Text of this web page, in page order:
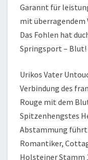
Garannt für
mit überragendem
Das Fohlen hat
Springsport – Blut!
Urikos Vater
Verbindung des
Rouge mit dem
Spitzenhengstes
Abstammung führt
Romantiker,
Holsteiner Stamm